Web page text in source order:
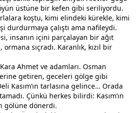
üstüne bir kefen gibi seriliyordu.
koştu, kimi elindeki kürekle, kimi
durdurmaya çalıştı ama nafileydi.
insanın içini parçalayan bir ağıt
sıçradı. Karanlık, kızıl bir
Ahmet ve adamları. Osman
getiren, geceleri gölge gibi
Kasım’ın tarlasına gelince… Orada
Çünkü herkes bilirdi: Kasım’ın
gölüne dönerdi.